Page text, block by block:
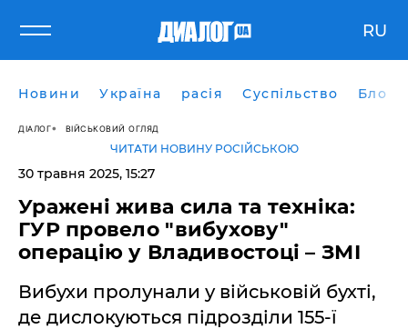
RU
Новини Україна расія Суспільство Блоги
ДІАЛОГ ВІЙСЬКОВИЙ ОГЛЯД
ЧИТАТИ НОВИНУ РОСІЙСЬКОЮ
30 травня 2025, 15:27
Уражені жива сила та техніка:
ГУР провело "вибухову"
операцію у Владивостоці – ЗМІ
Вибухи пролунали у військовій бухті,
де дислокуються підрозділи 155-ї